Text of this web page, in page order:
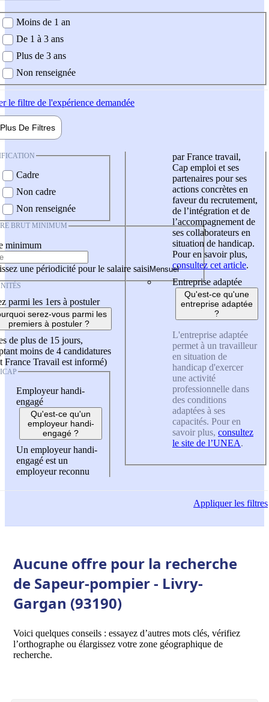
demandée
Moins de 1 an
De 1 à 3 ans
Plus de 3 ans
Non renseignée
le filtre de l'expérience demandée
Plus De Filtres
Cadre
Non cadre
Non renseignée
BRUT MINIMUM
minimum
une périodicité pour le salaire saisi
parmi les 1ers à postuler
serez-vous parmi les
premiers à postuler ?
de plus de 15 jours,
moins de 4 candidatures
France Travail est informé)
Employeur handi-
engagé
Qu'est-ce qu'un
employeur handi-
engagé ?
Un employeur handi-
engagé est un
employeur reconnu
par France travail,
Cap emploi et ses
partenaires pour ses
actions concrètes en
faveur du recrutement,
de l’intégration et de
l’accompagnement de
ses collaborateurs en
situation de handicap.
Pour en savoir plus,
consultez cet article.
Entreprise adaptée
Qu'est-ce qu'une
entreprise adaptée
?
L'entreprise adaptée
permet à un travailleur
en situation de
handicap d'exercer
une activité
professionnelle dans
des conditions
adaptées à ses
capacités. Pour en
savoir plus, consultez
le site de l’UNEA.
Appliquerles filtres
Aucune offre pour la recherche
de Sapeur-pompier - Livry-
Gargan (93190)
Voici quelques conseils : essayez d’autres mots clés, vérifiez
l’orthographe ou élargissez votre zone géographique de
recherche.